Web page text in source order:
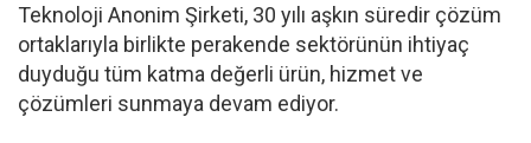
Teknoloji Anonim Şirketi, 30 yılı aşkın süredir çözüm
ortaklarıyla birlikte perakende sektörünün ihtiyaç
duyduğu tüm katma değerli ürün, hizmet ve
çözümleri sunmaya devam ediyor.